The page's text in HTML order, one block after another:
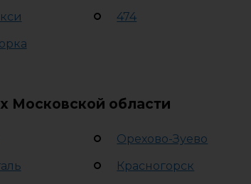
474
Московской области
Орехово-Зуево
Красногорск